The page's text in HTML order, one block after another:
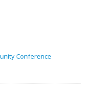
Conference